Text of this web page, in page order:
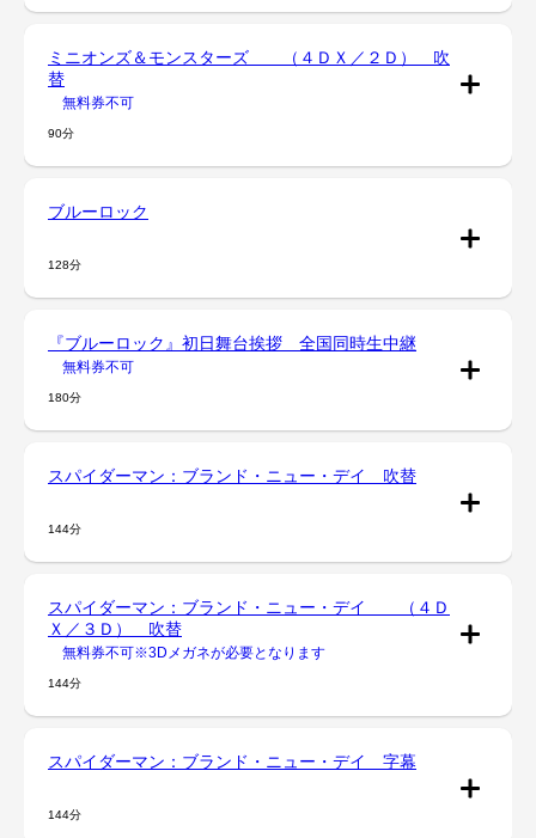
ミニオンズ＆モンスターズ （４ＤＸ／２Ｄ） 吹
替
無料券不可
90分
ブルーロック
128分
『ブルーロック』初日舞台挨拶 全国同時生中継
無料券不可
180分
スパイダーマン：ブランド・ニュー・デイ 吹替
144分
スパイダーマン：ブランド・ニュー・デイ （４Ｄ
Ｘ／３Ｄ） 吹替
無料券不可※3Dメガネが必要となります
144分
スパイダーマン：ブランド・ニュー・デイ 字幕
144分